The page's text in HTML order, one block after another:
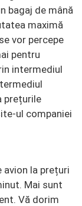
bagaj de mână
maximă
vor percepe
pentru
intermediul
prețurile
ul companiei
avion la prețuri
Mai sunt
Vă dorim